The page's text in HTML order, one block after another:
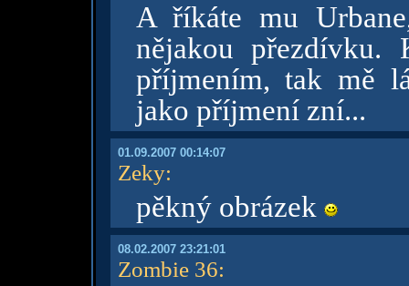
A říkáte mu
nějakou
příjmením, tak mě
jako příjmení zní...
01.09.2007 00:14:07
Zeky:
pěkný obrázek
08.02.2007 23:21:01
Zombie 36: